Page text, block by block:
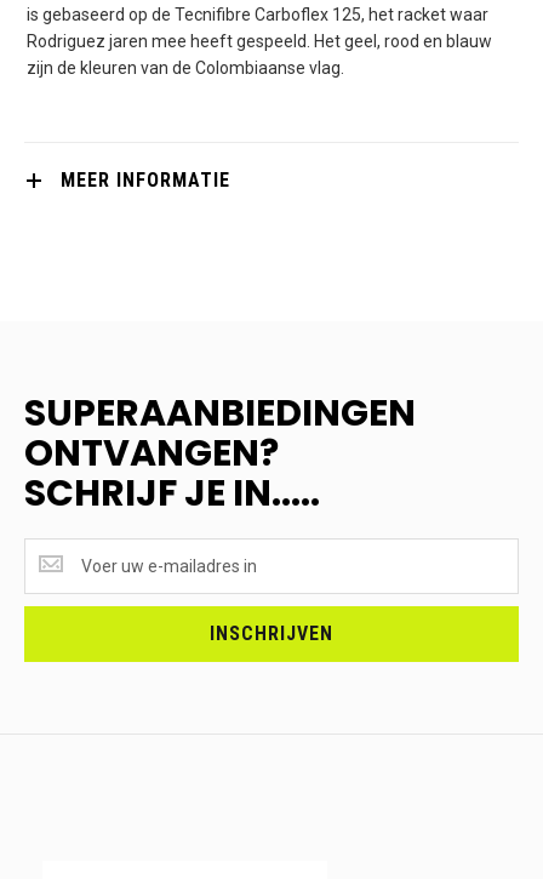
is gebaseerd op de Tecnifibre Carboflex 125, het racket waar
Rodriguez jaren mee heeft gespeeld. Het geel, rood en blauw
zijn de kleuren van de Colombiaanse vlag.
MEER INFORMATIE
SUPERAANBIEDINGEN
ONTVANGEN?
SCHRIJF JE IN.....
ONTVANGEN?
<br>SCHRIJF
INSCHRIJVEN